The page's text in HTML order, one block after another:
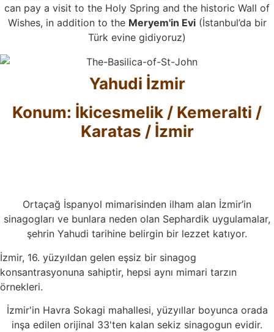
can pay a visit to the Holy Spring and the historic Wall of
Wishes, in addition to the Meryem'in Evi(İstanbul’da bir
Türk evine gidiyoruz)
Yahudi İzmir
Konum: İkicesmelik / Kemeralti /
Karatas / İzmir
Ortaçağ İspanyol mimarisinden ilham alan İzmir’in
sinagogları ve bunlara neden olan Sephardik uygulamalar,
şehrin Yahudi tarihine belirgin bir lezzet katıyor.
İzmir, 16. yüzyıldan gelen eşsiz bir sinagog
konsantrasyonuna sahiptir, hepsi aynı mimari tarzın
örnekleri.
İzmir'in Havra Sokagi mahallesi, yüzyıllar boyunca orada
inşa edilen orijinal 33'ten kalan sekiz sinagogun evidir.